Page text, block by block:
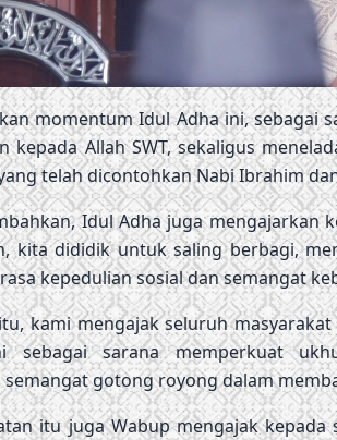
momentum Idul Adha ini, sebagai
kepada Allah SWT, sekaligus
telah dicontohkan Nabi Ibrahim
Idul Adha juga mengajarkan
kita dididik untuk saling berbagi,
kepedulian sosial dan semangat
kami mengajak seluruh
sarana memperkuat
gotong royong dalam
itu juga Wabup mengajak